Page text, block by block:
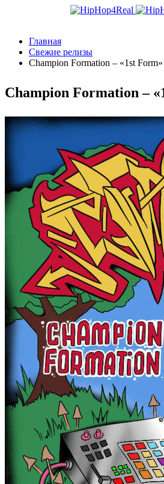
Главная
Свежие релизы
Champion Formation – «1st Form»
Champion Formation –